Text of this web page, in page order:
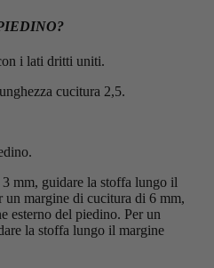
i lati dritti uniti.
cucitura 2,5.
mm, guidare la stoffa lungo il
un margine di cucitura di 6 mm,
esterno del piedino. Per un
la stoffa lungo il margine